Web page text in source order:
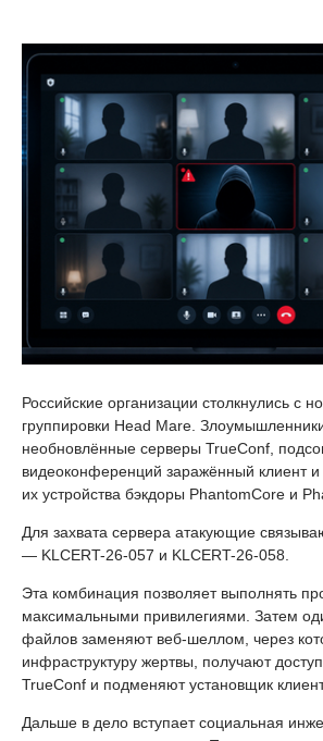
Российские организации столкнулись с
группировки Head Mare.
необновлённые серверы TrueConf,
видеоконференций заражённый клиент и
их устройства бэкдоры PhantomCore и
Для захвата сервера атакующие
— KLCERT-26-057 и KLCERT-26-058.
Эта комбинация позволяет выполнять
максимальными привилегиями. Затем
файлов заменяют веб-шеллом, через
инфраструктуру жертвы, получают
TrueConf и подменяют установщик
Дальше в дело вступает социальная